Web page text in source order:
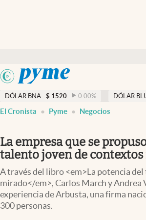
Members
Economía y Política
Finanzas y Mercados
Negocios
Columnistas
Otras secciones
Apertura
DÓLAR BNA $ 1520 0.00% DÓLAR
El Cronista Pyme Negocios
La empresa que se
talento joven de contextos
A través del libro <em>La potencia
mirado</em>, Carlos March y Andrea
experiencia de Arbusta, una firma
300 personas.